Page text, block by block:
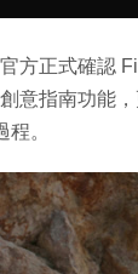
方正式確認
意指南功能
。